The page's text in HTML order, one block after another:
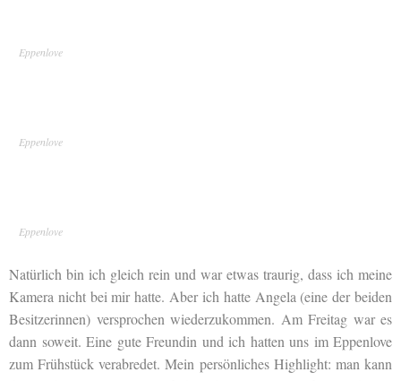
Eppenlove
Eppenlove
Eppenlove
Natürlich bin ich gleich rein und war etwas traurig, dass ich meine
Kamera nicht bei mir hatte. Aber ich hatte Angela (eine der beiden
Besitzerinnen) versprochen wiederzukommen. Am Freitag war es
dann soweit. Eine gute Freundin und ich hatten uns im Eppenlove
zum Frühstück verabredet. Mein persönliches Highlight: man kann